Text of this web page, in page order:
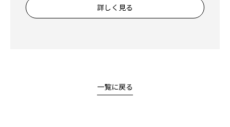
詳しく見る
一覧に戻る